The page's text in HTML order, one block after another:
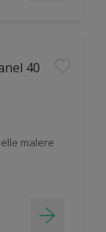
40
malere